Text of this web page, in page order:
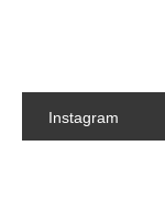
Instagram